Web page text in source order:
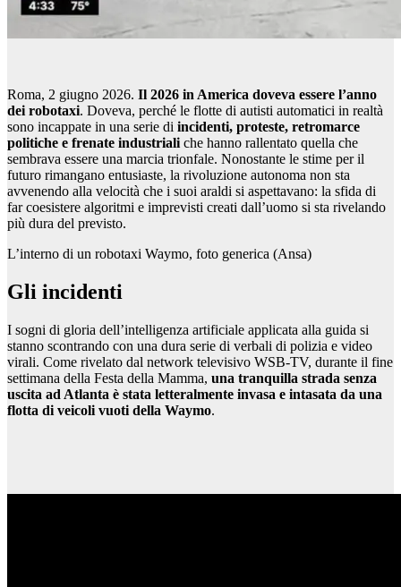
Roma, 2 giugno 2026. Il 2026 in America doveva essere l’anno
dei robotaxi. Doveva, perché le flotte di autisti automatici in realtà
sono incappate in una serie di incidenti, proteste, retromarce
politiche e frenate industrialiche hanno rallentato quella che
sembrava essere una marcia trionfale. Nonostante le stime per il
futuro rimangano entusiaste, la rivoluzione autonoma non sta
avvenendo alla velocità che i suoi araldi si aspettavano: la sfida di
far coesistere algoritmi e imprevisti creati dall’uomo si sta rivelando
più dura del previsto.
L’interno di un robotaxi Waymo, foto generica (Ansa)
Gli incidenti
I sogni di gloria dell’intelligenza artificiale applicata alla guida si
stanno scontrando con una dura serie di verbali di polizia e video
virali. Come rivelato dal network televisivo WSB-TV, durante il fine
settimana della Festa della Mamma, una tranquilla strada senza
uscita ad Atlanta è stata letteralmente invasa e intasata da una
flotta di veicoli vuoti della Waymo.